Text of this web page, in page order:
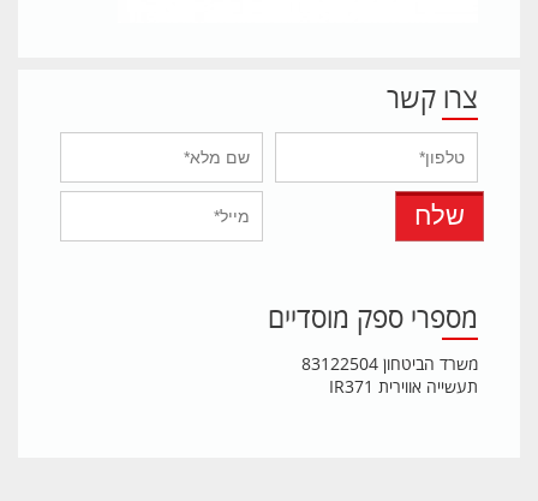
צרו קשר
מספרי ספק מוסדיים
משרד הביטחון 83122504
תעשייה אווירית IR371